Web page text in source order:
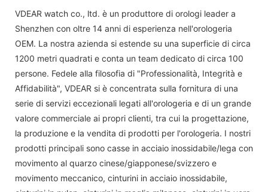
VDEAR watch co., ltd. è un produttore di orologi leader a
Shenzhen con oltre 14 anni di esperienza nell'orologeria
OEM. La nostra azienda si estende su una superficie di circa
1200 metri quadrati e conta un team dedicato di circa 100
persone. Fedele alla filosofia di "Professionalità, Integrità e
Affidabilità", VDEAR si è concentrata sulla fornitura di una
serie di servizi eccezionali legati all'orologeria e di un grande
valore commerciale ai propri clienti, tra cui la progettazione,
la produzione e la vendita di prodotti per l'orologeria. I nostri
prodotti principali sono casse in acciaio inossidabile/lega con
movimento al quarzo cinese/giapponese/svizzero e
movimento meccanico, cinturini in acciaio inossidabile,